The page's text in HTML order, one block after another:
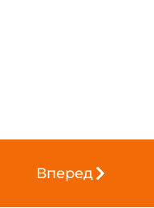
Вперед